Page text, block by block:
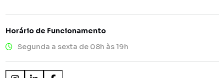
Horário de Funcionamento
Segunda a sexta de 08h às 19h